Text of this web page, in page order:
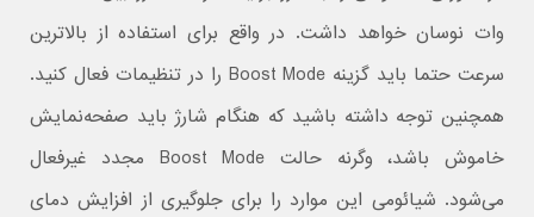
وات نوسان خواهد داشت. در واقع برای استفاده از بالاترین
سرعت حتما باید گزینه Boost Mode را در تنظیمات فعال کنید.
همچنین توجه داشته باشید که هنگام شارژ باید صفحه‌نمایش
خاموش باشد، وگرنه حالت Boost Mode مجدد غیرفعال
می‌شود. شیائومی این موارد را برای جلوگیری از افزایش دمای